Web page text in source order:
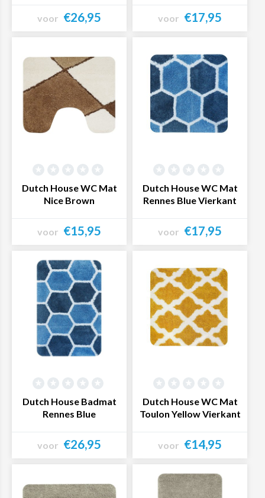
voor €26,95 voor €17,95
Dutch House WC Mat
Nice Brown
voor €15,95
Bekijk product
Dutch House WC Mat
Rennes Blue Vierkant
voor €17,95
Dutch House Badmat
Rennes Blue
voor €26,95
Dutch House WC Mat
Toulon Yellow Vierkant
voor €14,95
Bekijk product